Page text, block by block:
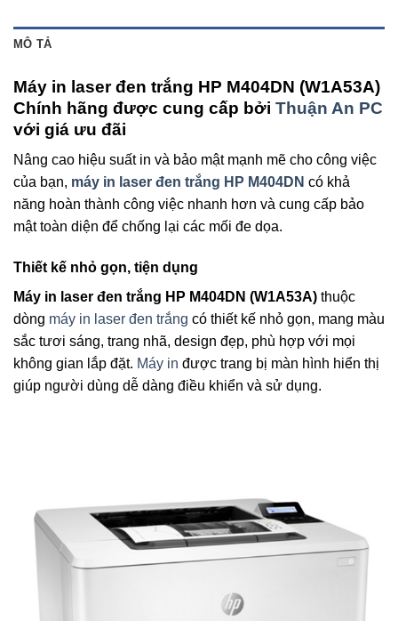
MÔ TẢ
Máy in laser đen trắng HP M404DN (W1A53A)
Chính hãng được cung cấp bởi Thuận An PC
với giá ưu đãi
Nâng cao hiệu suất in và bảo mật mạnh mẽ cho công việc
của bạn, máy in laser đen trắng HP M404DN có khả
năng hoàn thành công việc nhanh hơn và cung cấp bảo
mật toàn diện để chống lại các mối đe dọa.
Thiết kế nhỏ gọn, tiện dụng
Máy in laser đen trắng HP M404DN (W1A53A) thuộc
dòng máy in laser đen trắng có thiết kế nhỏ gọn, mang màu
sắc tươi sáng, trang nhã, design đẹp, phù hợp với mọi
không gian lắp đặt. Máy in được trang bị màn hình hiển thị
giúp người dùng dễ dàng điều khiển và sử dụng.